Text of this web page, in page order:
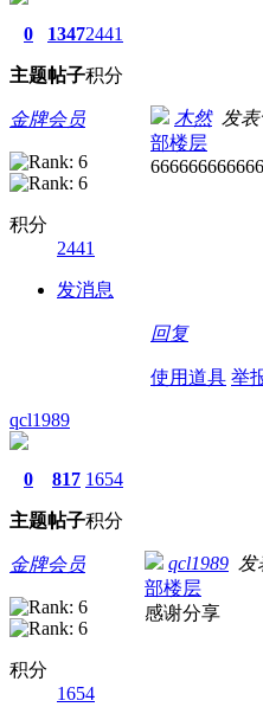
0
主题
1347
帖子
2441
积分
金牌会员
积分
2441
发消息
木然发表
部楼层
回复
使用道具 举
qcl1989
0
主题
817
帖子
1654
积分
金牌会员
积分
1654
qcl1989 发
部楼层
感谢分享